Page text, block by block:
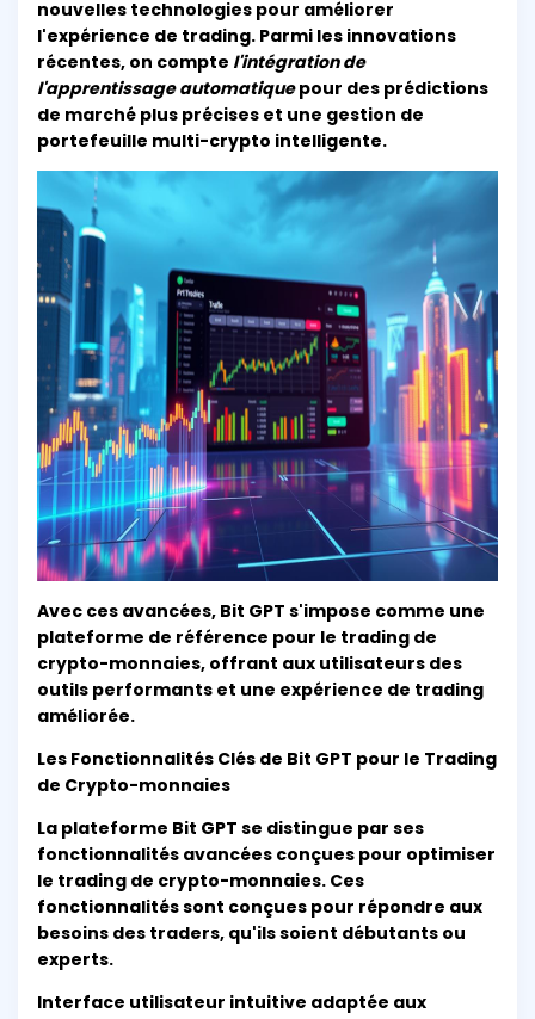
nouvelles technologies pour améliorer
l'expérience de trading. Parmi les innovations
récentes, on compte l'intégration de
l'apprentissage automatiquepour des prédictions
de marché plus précises et une gestion de
portefeuille multi-crypto intelligente.
Avec ces avancées, Bit GPT s'impose comme une
plateforme de référence pour le trading de
crypto-monnaies, offrant aux utilisateurs des
outils performants et une expérience de trading
améliorée.
Les Fonctionnalités Clés de Bit GPT pour le Trading
de Crypto-monnaies
La plateforme Bit GPT se distingue par ses
fonctionnalités avancées conçues pour optimiser
le trading de crypto-monnaies. Ces
fonctionnalités sont conçues pour répondre aux
besoins des traders, qu'ils soient débutants ou
experts.
Interface utilisateur intuitive adaptée aux